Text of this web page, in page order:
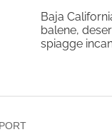
Baja
balene,
spiagge